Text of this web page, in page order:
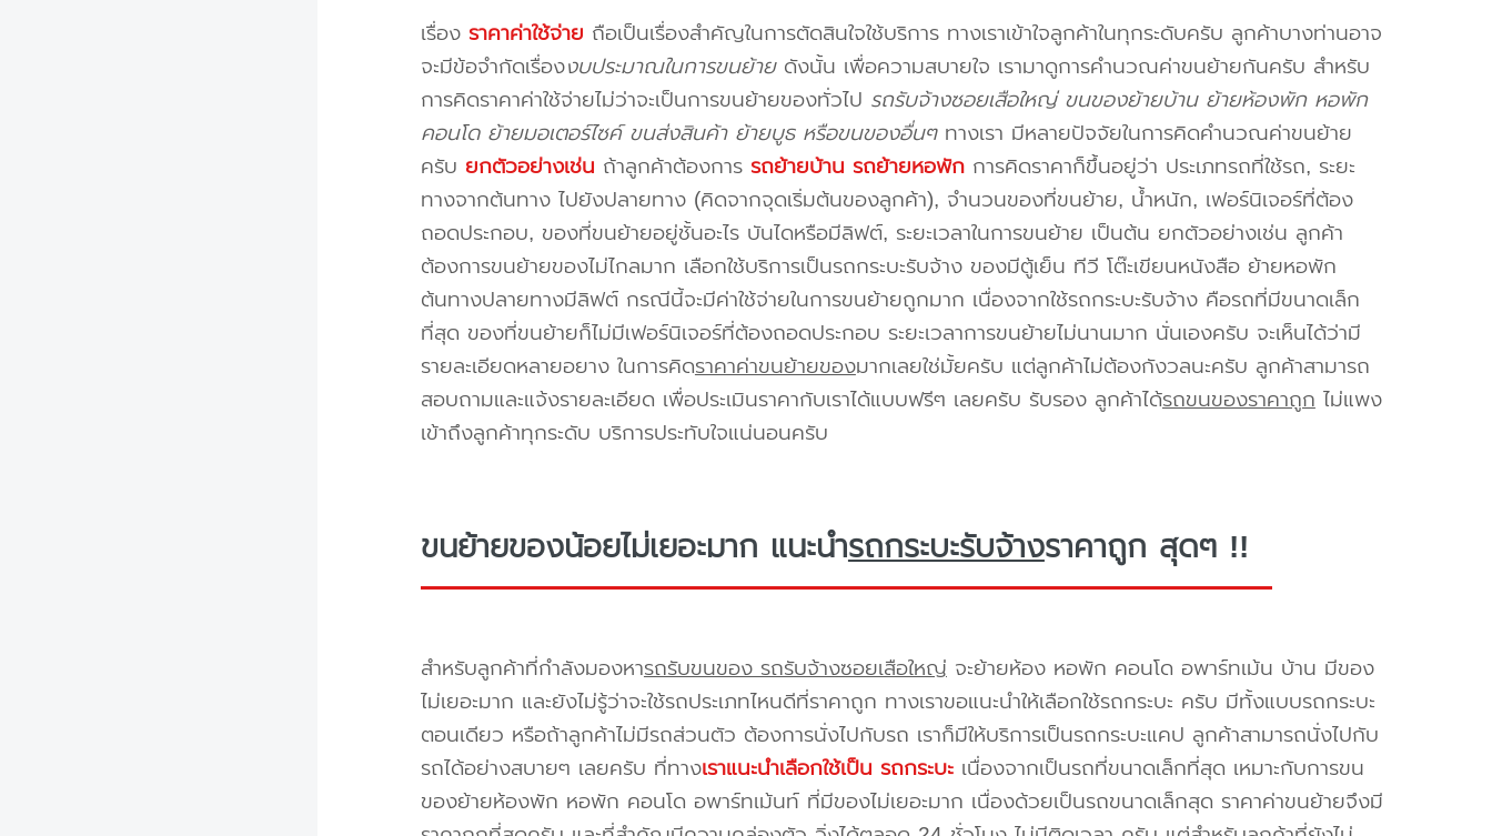
เรื่อง ราคาค่าใช้จ่าย ถือเป็นเรื่องสำคัญในการตัดสินใจใช้บริการ ทางเราเข้าใจลูกค้าในทุกระดับครับ ลูกค้าบางท่านอาจ
จะมีข้อจำกัดเรื่องงบประมาณในการขนย้ายดังนั้น เพื่อความสบายใจ เรามาดูการคำนวณค่าขนย้ายกันครับ สำหรับ
การคิดราคาค่าใช้จ่ายไม่ว่าจะเป็นการขนย้ายของทั่วไป รถรับจ้างซอยเสือใหญ่ ขนของย้ายบ้าน ย้ายห้องพัก หอพัก
คอนโด ย้ายมอเตอร์ไซค์ ขนส่งสินค้า ย้ายบูธ หรือขนของอื่นๆทางเรา มีหลายปัจจัยในการคิดคำนวณค่าขนย้าย
ครับ ยกตัวอย่างเช่น ถ้าลูกค้าต้องการ รถย้ายบ้าน รถย้ายหอพักการคิดราคาก็ขึ้นอยู่ว่า ประเภทรถที่ใช้รถ, ระยะ
ทางจากต้นทาง ไปยังปลายทาง (คิดจากจุดเริ่มต้นของลูกค้า), จำนวนของที่ขนย้าย, น้ำหนัก, เฟอร์นิเจอร์ที่ต้อง
ถอดประกอบ, ของที่ขนย้ายอยู่ชั้นอะไร บันไดหรือมีลิฟต์, ระยะเวลาในการขนย้าย เป็นต้น ยกตัวอย่างเช่น ลูกค้า
ต้องการขนย้ายของไม่ไกลมาก เลือกใช้บริการเป็นรถกระบะรับจ้าง ของมีตู้เย็น ทีวี โต๊ะเขียนหนังสือ ย้ายหอพัก
ต้นทางปลายทางมีลิฟต์ กรณีนี้จะมีค่าใช้จ่ายในการขนย้ายถูกมาก เนื่องจากใช้รถกระบะรับจ้าง คือรถที่มีขนาดเล็ก
ที่สุด ของที่ขนย้ายก็ไม่มีเฟอร์นิเจอร์ที่ต้องถอดประกอบ ระยะเวลาการขนย้ายไม่นานมาก นั่นเองครับ จะเห็นได้ว่ามี
รายละเอียดหลายอยาง ในการคิดราคาค่าขนย้ายของมากเลยใช่มั้ยครับ แต่ลูกค้าไม่ต้องกังวลนะครับ ลูกค้าสามารถ
สอบถามและแจ้งรายละเอียด เพื่อประเมินราคากับเราได้แบบฟรีๆ เลยครับ รับรอง ลูกค้าได้รถขนของราคาถูกไม่แพง
เข้าถึงลูกค้าทุกระดับ บริการประทับใจแน่นอนครับ
ขนย้ายของน้อยไม่เยอะมาก แนะนำรถกระบะรับจ้างราคาถูก สุดๆ !!
สำหรับลูกค้าที่กำลังมองหารถรับขนของ รถรับจ้างซอยเสือใหญ่จะย้ายห้อง หอพัก คอนโด อพาร์ทเม้น บ้าน มีของ
ไม่เยอะมาก และยังไม่รู้ว่าจะใช้รถประเภทไหนดีที่ราคาถูก ทางเราขอแนะนำให้เลือกใช้รถกระบะ ครับ มีทั้งแบบรถกระบะ
ตอนเดียว หรือถ้าลูกค้าไม่มีรถส่วนตัว ต้องการนั่งไปกับรถ เราก็มีให้บริการเป็นรถกระบะแคป ลูกค้าสามารถนั่งไปกับ
รถได้อย่างสบายๆ เลยครับ ที่ทางเราแนะนำเลือกใช้เป็น รถกระบะเนื่องจากเป็นรถที่ขนาดเล็กที่สุด เหมาะกับการขน
ของย้ายห้องพัก หอพัก คอนโด อพาร์ทเม้นท์ ที่มีของไม่เยอะมาก เนื่องด้วยเป็นรถขนาดเล็กสุด ราคาค่าขนย้ายจึงมี